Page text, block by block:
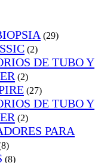
(29)
(2)
DE TUBO Y
(2)
(27)
DE TUBO Y
(2)
PARA
(8)